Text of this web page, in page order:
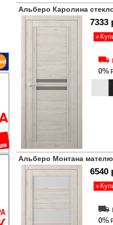
Альберо Каролина
7333
0%
Альберо Монтана
6540
0%